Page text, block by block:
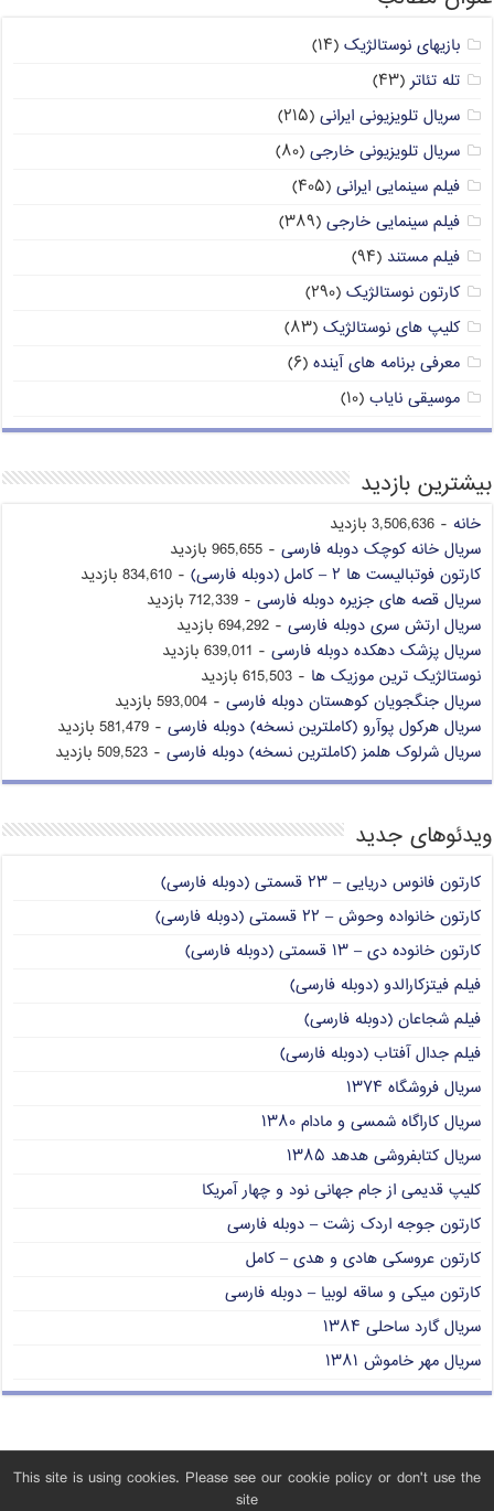
بازیهای نوستالژیک (۱۴)
تله تئاتر (۴۳)
سریال تلویزیونی ایرانی (۲۱۵)
سریال تلویزیونی خارجی (۸۰)
فیلم سینمایی ایرانی (۴۰۵)
فیلم سینمایی خارجی (۳۸۹)
فیلم مستند (۹۴)
کارتون نوستالژیک (۲۹۰)
کلیپ های نوستالژیک (۸۳)
معرفی برنامه های آینده (۶)
موسیقی نایاب (۱۰)
بیشترین بازدید
خانه - 3,506,636 بازدید
سریال خانه کوچک دوبله فارسی - 965,655 بازدید
کارتون فوتبالیست ها ۲ – کامل (دوبله فارسی)
- 834,610 بازدید
سریال قصه های جزیره دوبله فارسی - 712,339 بازدید
سریال ارتش سری دوبله فارسی - 694,292 بازدید
سریال پزشک دهکده دوبله فارسی - 639,011 بازدید
نوستالژیک ترین موزیک ها - 615,503 بازدید
سریال جنگجویان کوهستان دوبله فارسی - 593,004 بازدید
سریال هرکول پوآرو (کاملترین نسخه) دوبله فارسی - 581,479 بازدید
سریال شرلوک هلمز (کاملترین نسخه) دوبله فارسی - 509,523 بازدید
ویدئوهای جدید
کارتون فانوس دریایی – ۲۳ قسمتی (دوبله فارسی)
کارتون خانواده وحوش – ۲۲ قسمتی (دوبله فارسی)
کارتون خانوده دی – ۱۳ قسمتی (دوبله فارسی)
فیلم فیتزکارالدو (دوبله فارسی)
فیلم شجاعان (دوبله فارسی)
فیلم جدال آفتاب (دوبله فارسی)
سریال فروشگاه ۱۳۷۴
سریال کاراگاه شمسی و مادام ۱۳۸۰
سریال کتابفروشی هدهد ۱۳۸۵
کلیپ قدیمی از جام جهانی نود و چهار آمریکا
کارتون جوجه اردک زشت – دوبله فارسی
کارتون عروسکی هادی و هدی – کامل
کارتون میکی و ساقه لوبیا – دوبله فارسی
سریال گارد ساحلی ۱۳۸۴
سریال مهر خاموش ۱۳۸۱
This site is using cookies. Please see our cookie policy or don't use the
site